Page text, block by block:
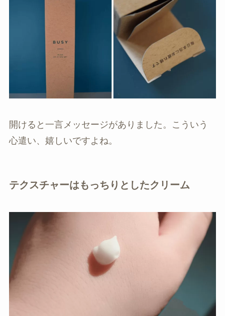
開けると一言メッセージがありました。こういう
心遣い、嬉しいですよね。
テクスチャーはもっちりとしたクリーム